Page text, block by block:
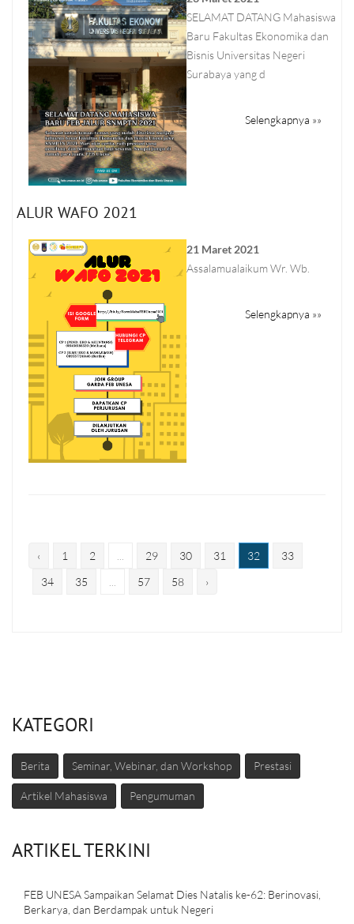
SELAMAT DATANG Mahasiswa
Baru Fakultas Ekonomika dan
Bisnis Universitas Negeri
Surabaya yang d
Selengkapnya »»
ALUR WAFO 2021
21 Maret 2021
Assalamualaikum Wr. Wb.
Selengkapnya »»
‹ 1 2 29 30 31 32
33
34
35 57 58 ›
KATEGORI
Berita Seminar, Webinar, dan Workshop Prestasi
Artikel Mahasiswa Pengumuman
ARTIKEL TERKINI
FEB UNESA Sampaikan Selamat Dies Natalis ke-62: Berinovasi,
Berkarya, dan Berdampak untuk Negeri